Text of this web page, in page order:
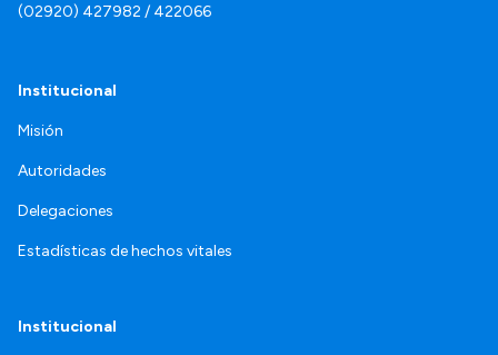
(02920) 427982 / 422066
Institucional
Misión
Autoridades
Delegaciones
Estadísticas de hechos vitales
Institucional